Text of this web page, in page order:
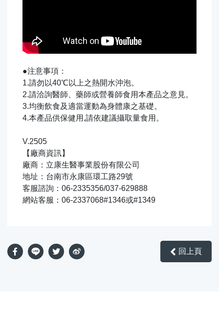
●注意事項：
1.請勿以40℃以上之熱開水沖泡。
2.請洽詢醫師、藥師或營養師食用本產品之意見。
3.均衡飲食及適當運動為身體康之基礎。
4.本產品供保健用,請依建議攝取量食用。
V.2505
【廠商資訊】
廠商：立康生醫事業股份有限公司
地址：台南市永康區環工路29號
客服諮詢：06-2335356/037-629888
網站客服：06-2337068#1346或#1349
回上頁